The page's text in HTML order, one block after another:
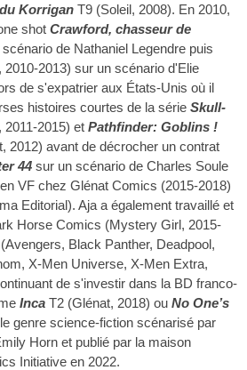
Korrigan T9 (Soleil, 2008). En 2010,
shot Crawford, chasseur de
de Nathaniel Legendre puis
2010-2013) sur un scénario d'Elie
de s'expatrier aux États-Unis où il
histoires courtes de la série Skull-
2015) et Pathfinder: Goblins !
2012) avant de décrocher un contrat
44 sur un scénario de Charles Soule
VF chez Glénat Comics (2015-2018)
Editorial). Aja a également travaillé et
Horse Comics (Mystery Girl, 2015-
Black Panther, Deadpool,
X-Men Universe, X-Men Extra,
de s'investir dans la BD franco-
Inca T2 (Glénat, 2018) ou No One’s
genre science-fiction scénarisé par
Horn et publié par la maison
Initiative en 2022.